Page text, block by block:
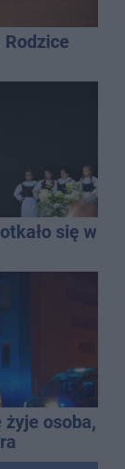
się w
osoba,